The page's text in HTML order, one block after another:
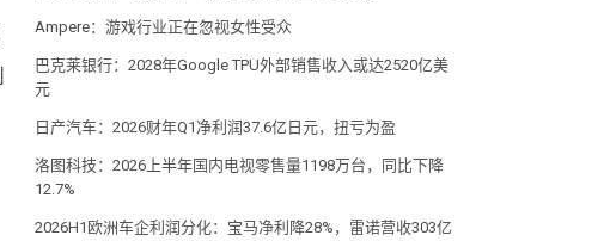
Ampere：游戏行业正在忽视女性受众
巴克莱银行：2028年Google TPU外部销售收入或达2520亿美
元
日产汽车：2026财年Q1净利润37.6亿日元，扭亏为盈
洛图科技：2026上半年国内电视零售量1198万台，同比下降
12.7%
2026H1欧洲车企利润分化：宝马净利降28%，雷诺营收303亿